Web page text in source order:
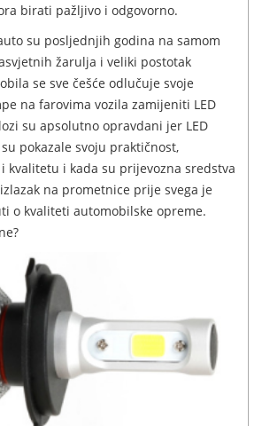
birati pažljivo i odgovorno.
su posljednjih godina na samom
žarulja i veliki postotak
se sve češće odlučuje svoje
na farovima vozila zamijeniti LED
su apsolutno opravdani jer LED
pokazale svoju praktičnost,
kvalitetu i kada su prijevozna sredstva
na prometnice prije svega je
o kvaliteti automobilske opreme.